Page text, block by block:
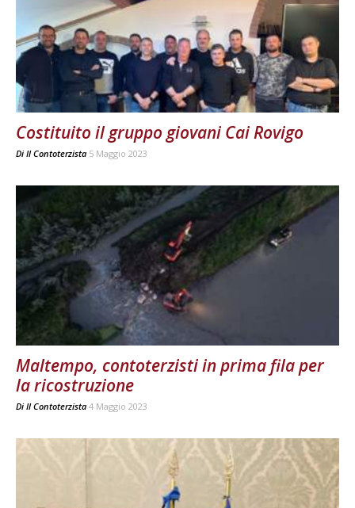
Costituito il gruppo giovani Cai Rovigo
Di Il Contoterzista 5 Maggio 2023
Maltempo, contoterzisti in prima fila per
la ricostruzione
Di Il Contoterzista 4 Maggio 2023